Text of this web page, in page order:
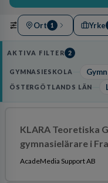
Ort 1 Yrke
AKTIVA FILTER 2
GYMNASIESKOLA
ÖSTERGÖTLANDS LÄN
KLARA Teoretiska
gymnasielärare i
AcadeMedia Support AB